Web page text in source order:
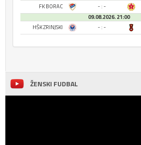
FK BORAC
- : -
09.08.2026. 21:00
HŠK ZRINJSKI
- : -
ŽENSKI FUDBAL